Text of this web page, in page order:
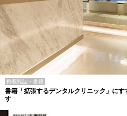
掲載雑誌・書籍
書籍「拡張するデンタルクリニック」に
す